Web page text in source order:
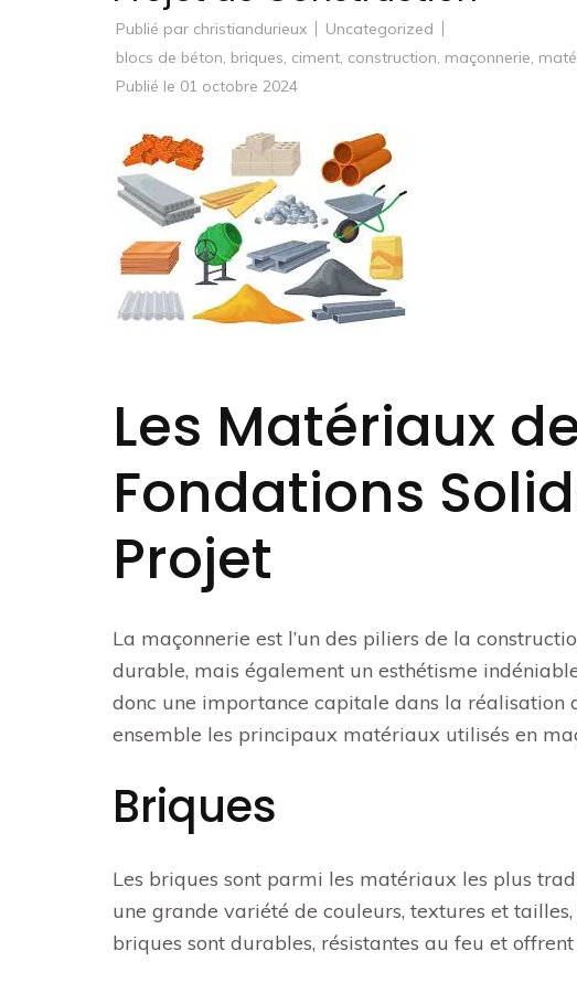
Publié par christiandurieux
Uncategorized
blocs de béton, briques, ciment, construction, maçonnerie,
Publié le 01 octobre 2024
Les Matériaux
Fondations
Projet
La maçonnerie est l’un des piliers de la
durable, mais également un esthétisme
donc une importance capitale dans la réalisation
ensemble les principaux matériaux utilisés en
Briques
Les briques sont parmi les matériaux les plus
une grande variété de couleurs, textures et
briques sont durables, résistantes au feu et